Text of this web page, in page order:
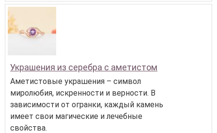
Украшения из серебра с аметистом
Аметистовые украшения – символ
миролюбия, искренности и верности. В
зависимости от огранки, каждый камень
имеет свои магические и лечебные
свойства.